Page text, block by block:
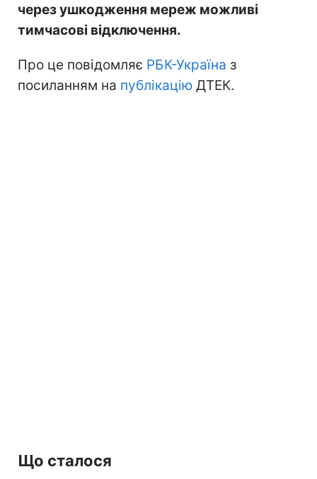
через ушкодження мереж можливі
тимчасові відключення.
Про це повідомляє РБК-Україна з
посиланням на публікацію ДТЕК.
Що сталося